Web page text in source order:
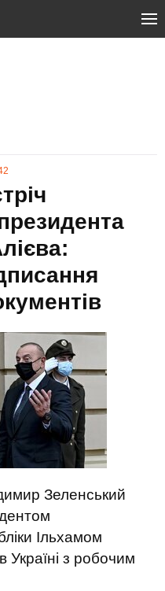
Зеленський
Ільхамом
Україні з робочим